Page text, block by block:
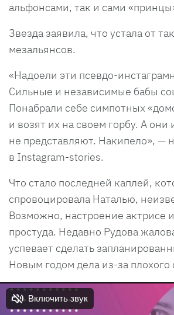
альфонсами, так и сами
Звезда заявила, что устала от
мезальянсов.
«Надоели эти псевдо-
Сильные и независимые бабы
Понабрали себе симпотных
и возят их на своем горбу. А они
не представляют. Накипело», —
в Instagram-stories.
Что стало последней каплей,
спровоцировала Наталью,
Возможно, настроение актрисе
простуда. Недавно Рудова
успевает сделать
Новым годом дела из-за плохого